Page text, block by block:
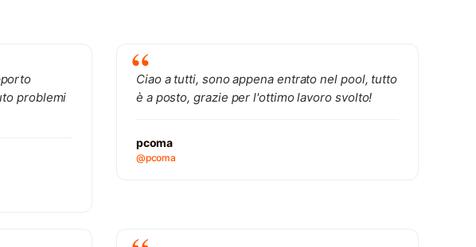
problemi
Ciao a tutti, sono appena entrato nel pool, tutto
è a posto, grazie per l'ottimo lavoro svolto!
pcoma
@pcoma